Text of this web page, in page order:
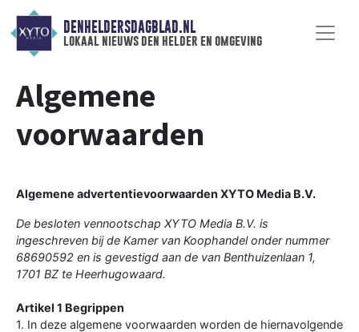
DENHELDERSDAGBLAD.NL
lokaal nieuws den helder en omgeving
Algemene
voorwaarden
Algemene advertentievoorwaarden XYTO Media B.V.
De besloten vennootschap XYTO Media B.V. is
ingeschreven bij de Kamer van Koophandel onder nummer
68690592 en is gevestigd aan de van Benthuizenlaan 1,
1701 BZ te Heerhugowaard.
Artikel 1 Begrippen
1. In deze algemene voorwaarden worden de hiernavolgende